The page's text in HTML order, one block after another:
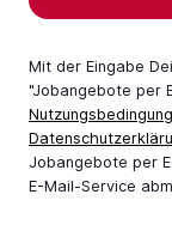
Mit der Eingabe
"Jobangebote per
Jobangebote per
E-Mail-Service